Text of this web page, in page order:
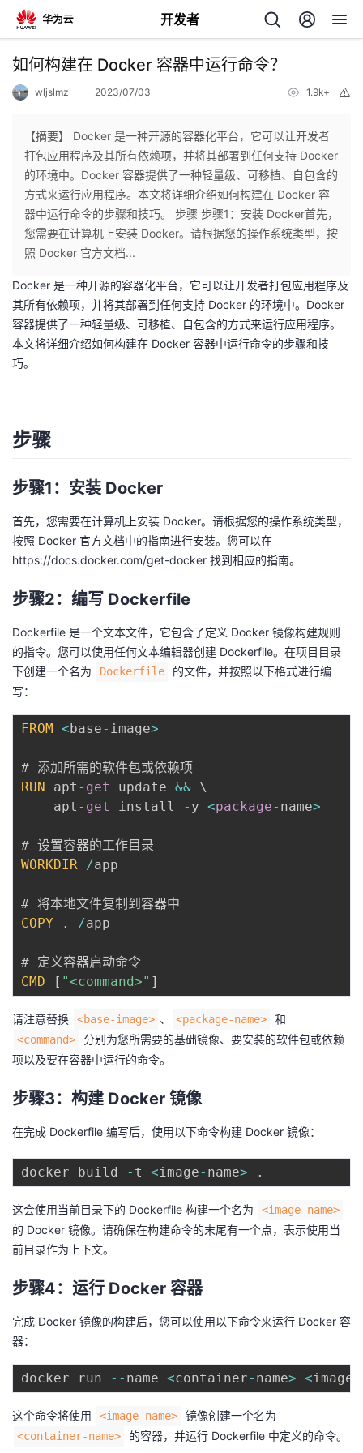
开发者
返
个
人
页
我
开
发
我
客
论
的
子
我
直
播
的
活
我
的
我
发
学
堂
的
课
程
我
的
认
证
我
的
实
验
我
的
收
藏
Programs
的
持
我
技
术
支
持
的
云
声
建
议
如何构建在 Docker 容器中运行命令？
wljslmz 2023/07/03 1.9k+
【摘要】 Docker 是一种开源的容器化平台，它可以让开发者
打包应用程序及其所有依赖项，并将其部署到任何支持 Docker
的环境中。Docker 容器提供了一种轻量级、可移植、自包含的
方式来运行应用程序。本文将详细介绍如何构建在 Docker 容
器中运行命令的步骤和技巧。 步骤 步骤1：安装 Docker首先，
您需要在计算机上安装 Docker。请根据您的操作系统类型，按
照 Docker 官方文档...
Docker 是一种开源的容器化平台，它可以让开发者打包应用程序及
其所有依赖项，并将其部署到任何支持 Docker 的环境中。Docker
容器提供了一种轻量级、可移植、自包含的方式来运行应用程序。
本文将详细介绍如何构建在 Docker 容器中运行命令的步骤和技
巧。
步骤
步骤1：安装 Docker
首先，您需要在计算机上安装 Docker。请根据您的操作系统类型，
按照 Docker 官方文档中的指南进行安装。您可以在
https://docs.docker.com/get-docker 找到相应的指南。
步骤2：编写 Dockerfile
Dockerfile 是一个文本文件，它包含了定义 Docker 镜像构建规则
的指令。您可以使用任何文本编辑器创建 Dockerfile。在项目目录
下创建一个名为
Dockerfile
的文件，并按照以下格式进行编
写：
FROM < base- image>
RUN
apt - get update && \
    apt
- get install - y <package- name>
WORKDIR /app
COPY
. /app
CMD
[ "<command>" ]
请注意替换 <base-image> 、 <package-name> 和
<command>
分别为您所需要的基础镜像、要安装的软件包或依赖
项以及要在容器中运行的命令。
步骤3：构建 Docker 镜像
在完成 Dockerfile 编写后，使用以下命令构建 Docker 镜像：
docker build - t <image- name> .
这会使用当前目录下的 Dockerfile 构建一个名为 <image-name>
的 Docker 镜像。请确保在构建命令的末尾有一个点，表示使用当
前目录作为上下文。
步骤4：运行 Docker 容器
完成 Docker 镜像的构建后，您可以使用以下命令来运行 Docker 容
器：
docker run -- name <container- name> <image
这个命令将使用 <image-name> 镜像创建一个名为
<container-name> 的容器，并运行 Dockerfile 中定义的命令。